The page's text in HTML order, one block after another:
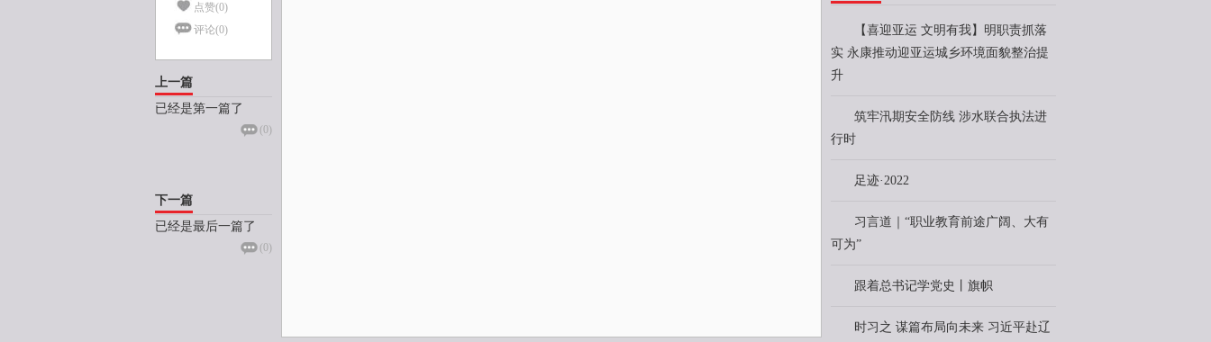
点赞(0)
评论(0)
上一篇
已经是第一篇了
(0)
下一篇
已经是最后一篇了
(0)
【喜迎亚运 文明有我】明职责抓落
实 永康推动迎亚运城乡环境面貌整治提
升
筑牢汛期安全防线 涉水联合执法进
行时
足迹·2022
习言道｜“职业教育前途广阔、大有
可为”
跟着总书记学党史丨旗帜
时习之 谋篇布局向未来 习近平赴辽